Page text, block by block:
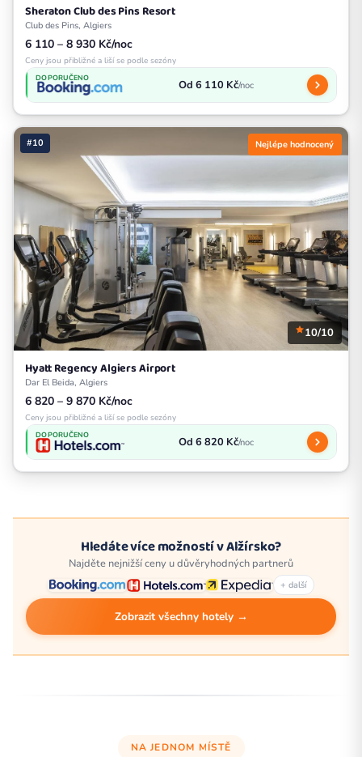
Sheraton Club des Pins Resort
Club des Pins, Algiers
6 110 – 8 930 Kč/noc
Ceny jsou přibližné a liší se podle sezóny
DOPORUČENO Od 6 110 Kč/noc
#10 Nejlépe hodnocený
10/10
Hyatt Regency Algiers Airport
Dar El Beida, Algiers
6 820 – 9 870 Kč/noc
Ceny jsou přibližné a liší se podle sezóny
DOPORUČENO Od 6 820 Kč/noc
Hledáte více možností v Alžírsko?
Najděte nejnižší ceny u důvěryhodných partnerů
+ další
Zobrazit všechny hotely →
NA JEDNOM MÍSTĚ